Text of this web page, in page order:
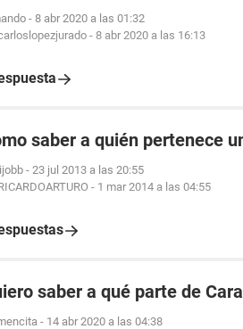
- 8 abr 2020 a las 01:32
- 8 abr 2020 a las 16:13
saber a quién pertenece
- 23 jul 2013 a las 20:55
- 1 mar 2014 a las 04:55
saber a qué parte de
- 14 abr 2020 a las 04:38